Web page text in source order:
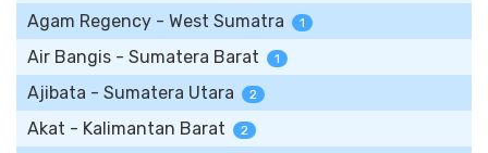
Agam Regency - West Sumatra 1
Air Bangis - Sumatera Barat 1
Ajibata - Sumatera Utara 2
Akat - Kalimantan Barat 2